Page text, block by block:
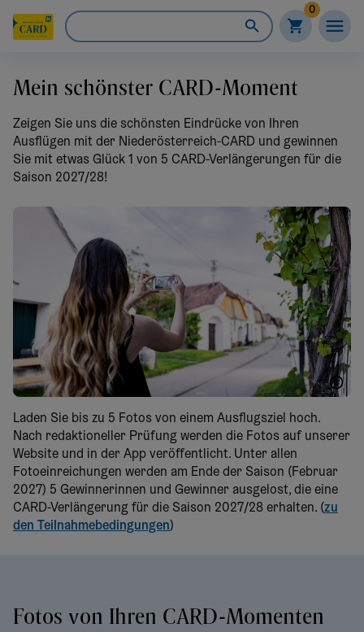
0
Mein schönster CARD-Moment
Zeigen Sie uns die schönsten Eindrücke von Ihren
Ausflügen mit der Niederösterreich-CARD und gewinnen
Sie mit etwas Glück 1 von 5 CARD-Verlängerungen für die
Saison 2027/28!
WTG Herbst
Laden Sie bis zu 5 Fotos von einem Ausflugsziel hoch.
Nach redaktioneller Prüfung werden die Fotos auf unserer
Website und in der App veröffentlicht. Unter allen
Fotoeinreichungen werden am Ende der Saison (Februar
2027) 5 Gewinnerinnen und Gewinner ausgelost, die eine
CARD-Verlängerung für die Saison 2027/28 erhalten. (zu
den Teilnahmebedingungen)
Fotos von Ihren CARD-Momenten